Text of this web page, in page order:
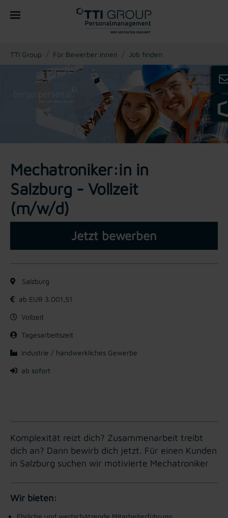
You are here:
TTI Group Für Bewerber:innen Job finden
Mechatroniker:in in
Salzburg - Vollzeit
(m/w/d)
Jetzt bewerben
Salzburg
ab EUR 3.001,51
Vollzeit
Tagesarbeitszeit
Industrie / handwerkliches Gewerbe
ab sofort
Komplexität reizt dich? Zusammenarbeit treibt
dich an? Dann bewirb dich jetzt. Für einen Kunden
in Salzburg suchen wir motivierte Mechatroniker
Wir bieten:
Ehrliche und wertschätzende Mitarbeiterführung